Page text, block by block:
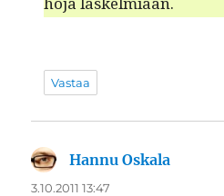
Vastaa
Hannu Oskala
3.10.2011 13:47